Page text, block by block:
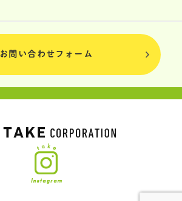
お問い合わせフォーム